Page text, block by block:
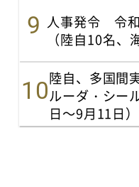
人事発令 令
（陸自10名、
陸自、多国間
ルーダ・シー
日～9月11日）